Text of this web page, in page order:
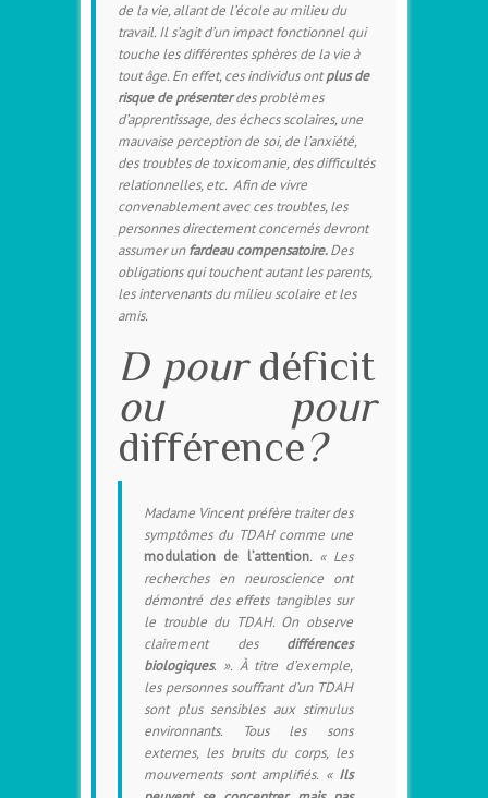
de la vie, allant de l’école au milieu du
travail. Il s’agit d’un impact fonctionnel qui
touche les différentes sphères de la vie à
tout âge. En effet, ces individus ontplus de
risque de présenterdes problèmes
d’apprentissage, des échecs scolaires, une
mauvaise perception de soi, de l’anxiété,
des troubles de toxicomanie, des difficultés
relationnelles, etc. Afin de vivre
convenablement avec ces troubles, les
personnes directement concernés devront
assumer unfardeau compensatoire.Des
obligations qui touchent autant les parents,
les intervenants du milieu scolaire et les
amis.
D pour déficit
ou pour
différence?
Madame Vincent préfère traiter des
symptômes du TDAH comme une
modulation de l’attention. « Les
recherches en neuroscience ont
démontré des effets tangibles sur
le trouble du TDAH. On observe
clairement des différences
biologiques. ». À titre d’exemple,
les personnes souffrant d’un TDAH
sont plus sensibles aux stimulus
environnants. Tous les sons
externes, les bruits du corps, les
mouvements sont amplifiés. « Ils